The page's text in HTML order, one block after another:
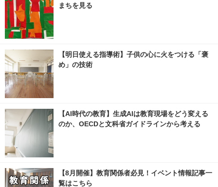
まちを見る
【明日使える指導術】子供の心に火をつける「褒
め」の技術
【AI時代の教育】生成AIは教育現場をどう変える
のか、OECDと文科省ガイドラインから考える
【8月開催】教育関係者必見！イベント情報記事一
覧はこちら